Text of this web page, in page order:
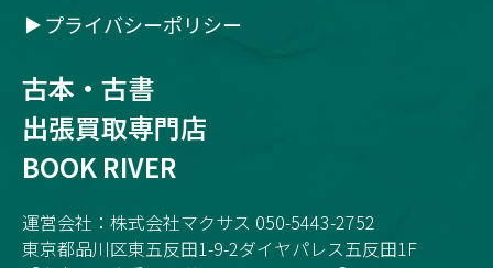
プライバシーポリシー
古本・古書
出張買取専門店
BOOK RIVER
運営会社：株式会社マクサス 050-5443-2752
東京都品川区東五反田1-9-2ダイヤパレス五反田1F